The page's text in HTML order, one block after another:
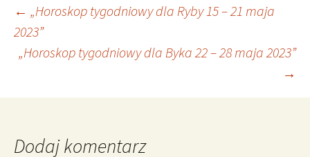
Nawigacja
wpisu
← „Horoskop tygodniowy dla Ryby 15 – 21 maja
2023”
„Horoskop tygodniowy dla Byka 22 – 28 maja 2023”
→
Dodaj komentarz